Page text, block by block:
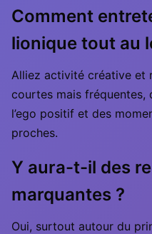
Comment
lionique tout au
Alliez activité créative et
courtes mais fréquentes,
l’ego positif et des
proches.
Y aura-t-il des
marquantes ?
Oui, surtout autour du